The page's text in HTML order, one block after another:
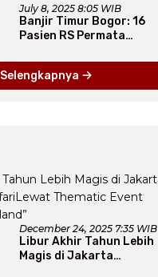
July 8, 2025 8:05 WIB
Banjir Timur Bogor: 16
Pasien RS Permata
Mengungsi
Selengkapnya
December 24, 2025 7:35 WIB
Libur Akhir Tahun Lebih
Magis di Jakarta